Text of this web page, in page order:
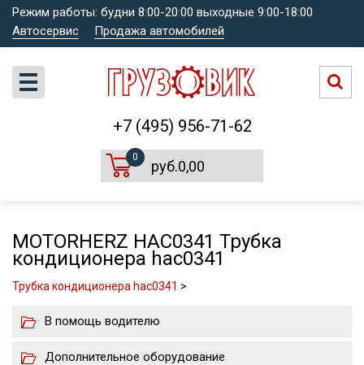
Режим работы: будни 8:00-20:00 выходные 9:00-18:00
Автосервис
Продажа автомобилей
+7 (495) 956-71-62
0
руб.0,00
MOTORHERZ HAC0341 Трубка
кондиционера hac0341
Трубка кондиционера hac0341 >
В помощь водителю
Дополнительное оборудование